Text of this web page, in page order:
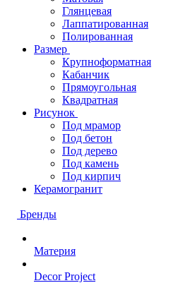
Глянцевая
Лаппатированная
Полированная
Размер
Крупноформатная
Кабанчик
Прямоугольная
Квадратная
Рисунок
Под мрамор
Под бетон
Под дерево
Под камень
Под кирпич
Керамогранит
Бренды
Материя
Decor Project